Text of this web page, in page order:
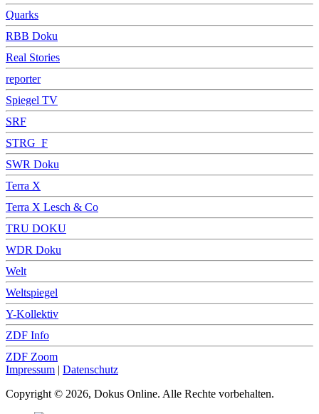
Quarks
RBB Doku
Real Stories
reporter
Spiegel TV
SRF
STRG_F
SWR Doku
Terra X
Terra X Lesch & Co
TRU DOKU
WDR Doku
Welt
Weltspiegel
Y-Kollektiv
ZDF Info
ZDF Zoom
Impressum | Datenschutz
Copyright © 2026, Dokus Online. Alle Rechte vorbehalten.